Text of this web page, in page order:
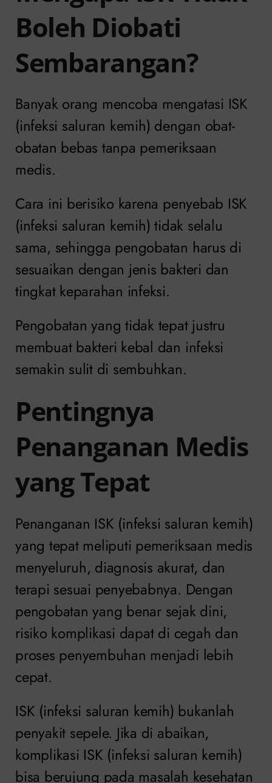
Boleh Diobati
Sembarangan?
Banyak orang mencoba mengatasi ISK
(infeksi saluran kemih) dengan obat-
obatan bebas tanpa pemeriksaan
medis.
Cara ini berisiko karena penyebab ISK
(infeksi saluran kemih) tidak selalu
sama, sehingga pengobatan harus di
sesuaikan dengan jenis bakteri dan
tingkat keparahan infeksi.
Pengobatan yang tidak tepat justru
membuat bakteri kebal dan infeksi
semakin sulit di sembuhkan.
Pentingnya
Penanganan Medis
yang Tepat
Penanganan ISK (infeksi saluran kemih)
yang tepat meliputi pemeriksaan medis
menyeluruh, diagnosis akurat, dan
terapi sesuai penyebabnya. Dengan
pengobatan yang benar sejak dini,
risiko komplikasi dapat di cegah dan
proses penyembuhan menjadi lebih
cepat.
ISK (infeksi saluran kemih) bukanlah
penyakit sepele. Jika di abaikan,
komplikasi ISK (infeksi saluran kemih)
bisa berujung pada masalah kesehatan